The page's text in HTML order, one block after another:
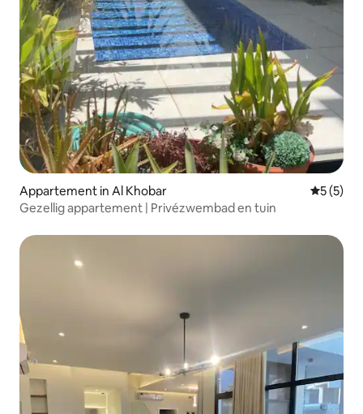
Appartement in Al Khobar
5 (5)
Gezellig appartement | Privézwembad en tuin